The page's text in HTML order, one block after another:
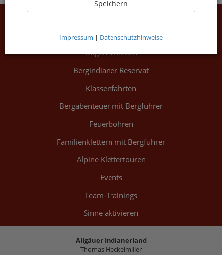
Friedenspfeife
Bogenschießen
Bergindianer Reservat
Klassenfahrten
Bergabenteuer mit Bergführer
Feuerbohren
Familienklettern mit Bergführer
Alpine Klettertouren
Events
Team-Trainings
Sinne aktivieren
Allgäuer Indianerland
Thomas Heckelmiller
Speichern
Impressum | Datenschutzhinweise